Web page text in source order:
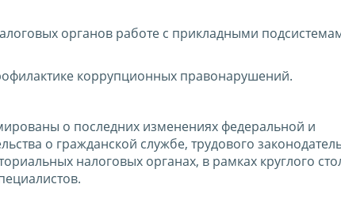
органов работе с прикладными
коррупционных правонарушений.
о последних изменениях федеральной и
о гражданской службе, трудового
налоговых органах, в рамках круглого